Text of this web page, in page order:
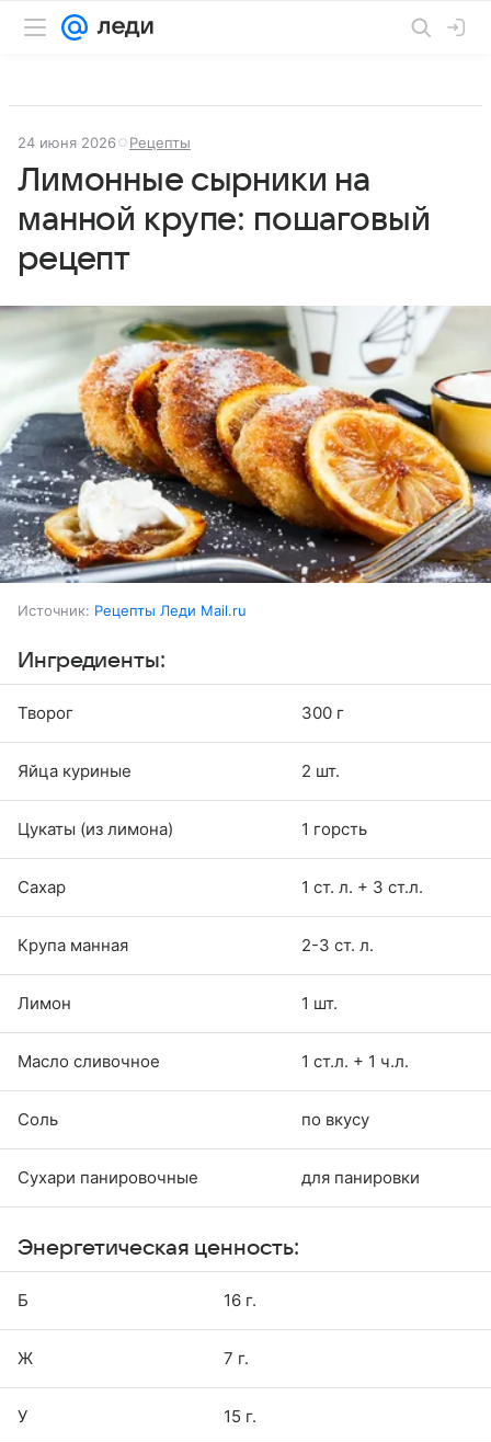
24 июня 2026 Рецепты
Лимонные сырники на
манной крупе: пошаговый
рецепт
Источник: Рецепты Леди Mail.ru
Ингредиенты:
Творог 300 г
Яйца куриные 2 шт.
Цукаты (из лимона) 1 горсть
Сахар 1 ст. л. + 3 ст.л.
Крупа манная 2-3 ст. л.
Лимон 1 шт.
Масло сливочное 1 ст.л. + 1 ч.л.
Соль по вкусу
Сухари панировочные для панировки
Энергетическая ценность:
Б 16 г.
Ж 7 г.
У 15 г.